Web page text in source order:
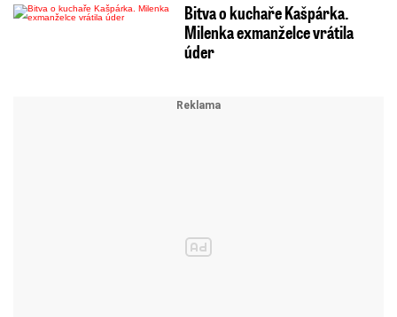
Bitva o kuchaře Kašpárka.
Milenka exmanželce vrátila
úder